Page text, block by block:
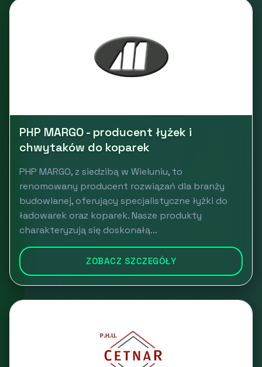
PHP MARGO - producent łyżek i
chwytaków do koparek
PHP MARGO, z siedzibą w Wieluniu, to
renomowany producent rozwiązań dla branży
budowlanej, oferujący specjalistyczne łyżki do
ładowarek oraz koparek. Nasze produkty
charakteryzują się doskonałą...
ZOBACZ SZCZEGÓŁY